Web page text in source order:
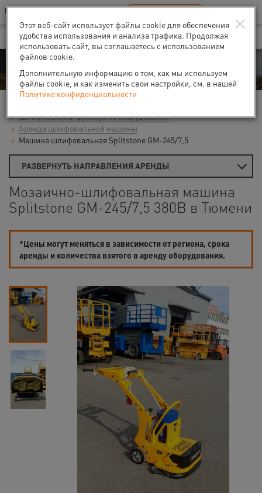
Ваш город:Тюмень
В Вашем регионе нет наших офисов RU EN
Аренда
Шлифовально-фрезерное оборудование
Аренда шлифовальной машины
Машина шлифовальная Splitstone GM-245/7,5
РАЗВЕРНУТЬ НАПРАВЛЕНИЯ АРЕНДЫ
Мозаично-шлифовальная машина
Splitstone GM-245/7,5 380В в Тюмени
*Цены могут меняться в зависимости от региона, срока
аренды и количества взятого в аренду оборудования.
×
Этот веб-сайт использует файлы cookie для обеспечения
удобства использования и анализа трафика. Продолжая
использовать сайт, вы соглашаетесь с использованием
файлов cookie.
Дополнительную информацию о том, как мы используем
файлы cookie, и как изменить свои настройки, см. в нашей
Политике конфиденциальности